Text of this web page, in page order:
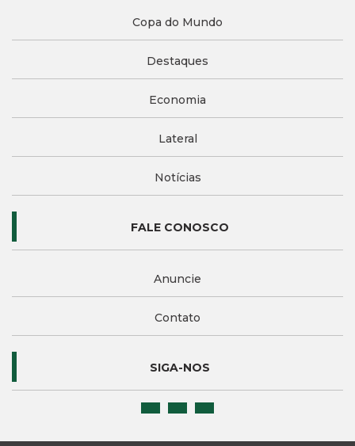
Copa do Mundo
Destaques
Economia
Lateral
Notícias
FALE CONOSCO
Anuncie
Contato
SIGA-NOS